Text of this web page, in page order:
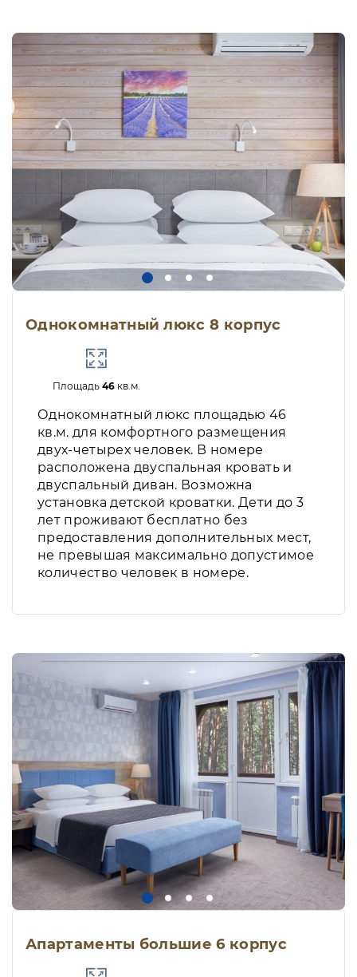
Однокомнатный люкс 8 корпус
Площадь 46кв.м.
Однокомнатный люкс площадью 46
кв.м. для комфортного размещения
двух-четырех человек. В номере
расположена двуспальная кровать и
двуспальный диван. Возможна
установка детской кроватки. Дети до 3
лет проживают бесплатно без
предоставления дополнительных мест,
не превышая максимально допустимое
количество человек в номере.
Апартаменты большие 6 корпус